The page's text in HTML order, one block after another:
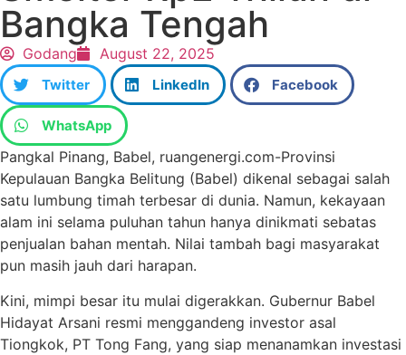
Bangka Tengah
Godang August 22, 2025
Twitter LinkedIn Facebook
WhatsApp
Pangkal Pinang, Babel, ruangenergi.com-Provinsi
Kepulauan Bangka Belitung (Babel) dikenal sebagai salah
satu lumbung timah terbesar di dunia. Namun, kekayaan
alam ini selama puluhan tahun hanya dinikmati sebatas
penjualan bahan mentah. Nilai tambah bagi masyarakat
pun masih jauh dari harapan.
Kini, mimpi besar itu mulai digerakkan. Gubernur Babel
Hidayat Arsani resmi menggandeng investor asal
Tiongkok, PT Tong Fang, yang siap menanamkan investasi